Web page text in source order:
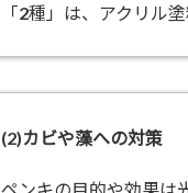
「2種」は、アクリル
(2)カビや藻への対策